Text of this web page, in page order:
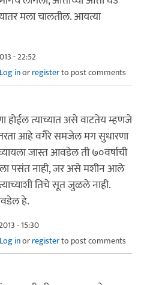
मला चालतील. आयत्या
- 22:52
Log inorregisterto post comments
त्याच्यात असे वाटतेय म्हणजे
आहे वगैरे समजेल मग सुधारणा
जास्त आवडेल ती ७०वर्षाची
पसंत नाही, जर असे मशीन आले
तिचे सूत जुळले नाही.
हे.
- 15:30
Log inorregisterto post comments